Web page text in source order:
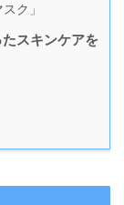
ク」
スキンケアを